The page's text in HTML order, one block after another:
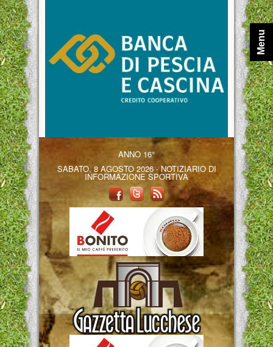
ANNO 16°
SABATO, 8 AGOSTO 2026 - NOTIZIARIO DI
INFORMAZIONE SPORTIVA
Menu